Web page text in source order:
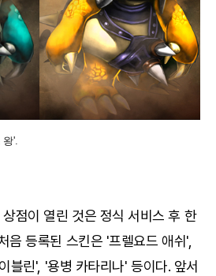
왕'.
점이 열린 것은 정식 서비스 후 한
음 등록된 스킨은 '프렐요드 애쉬',
블린', '용병 카타리나' 등이다. 앞서